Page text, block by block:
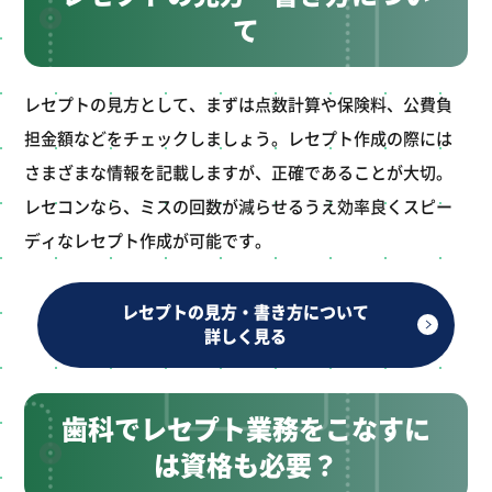
て
レセプトの見方として、まずは点数計算や保険料、公費負
担金額などをチェックしましょう。レセプト作成の際には
さまざまな情報を記載しますが、正確であることが大切。
レセコンなら、ミスの回数が減らせるうえ効率良くスピー
ディなレセプト作成が可能です。
レセプトの見方・書き方について
詳しく見る
歯科でレセプト業務をこなすに
は資格も必要？